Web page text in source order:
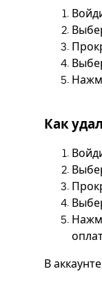
Как
В